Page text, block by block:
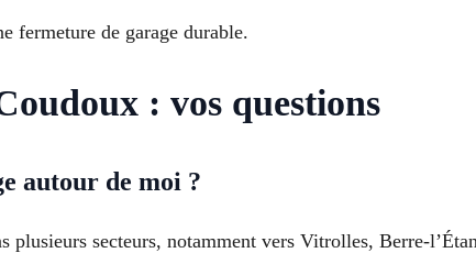
fermeture de garage durable.
: vos questions
autour de moi ?
plusieurs secteurs, notamment vers Vitrolles, Berre-